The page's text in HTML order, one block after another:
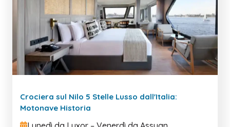
Crociera sul Nilo 5 Stelle Lusso dall'Italia:
Motonave Historia